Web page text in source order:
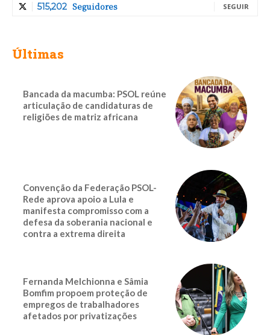
515,202 Seguidores SEGUIR
Últimas
Bancada da macumba: PSOL reúne
articulação de candidaturas de
religiões de matriz africana
Convenção da Federação PSOL-
Rede aprova apoio a Lula e
manifesta compromisso com a
defesa da soberania nacional e
contra a extrema direita
Fernanda Melchionna e Sâmia
Bomfim propoem proteção de
empregos de trabalhadores
afetados por privatizações